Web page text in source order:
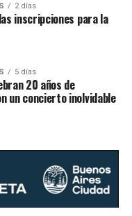
2 días
inscripciones para la
5 días
20 años de
un concierto inolvidable